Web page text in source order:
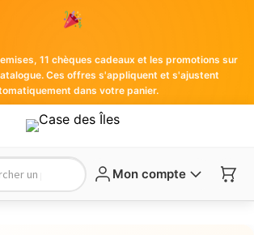
11 chèques cadeaux et les promotions sur
Ces offres s'appliquent et s'ajustent
dans votre panier.
Mon compte